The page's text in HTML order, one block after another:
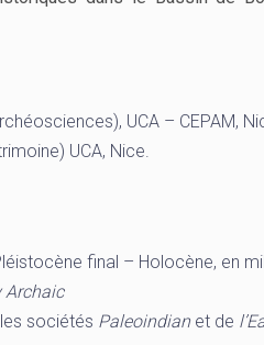
UCA – CEPAM,
UCA, Nice.
final – Holocène, en
Archaic
sociétés Paleoindianet de